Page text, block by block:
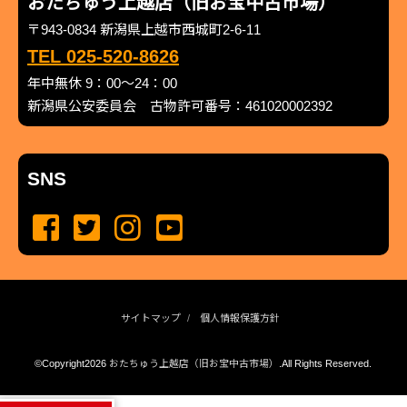
〒943-0834 新潟県上越市西城町2-6-11
TEL 025-520-8626
年中無休 9：00～24：00
新潟県公安委員会 古物許可番号：461020002392
SNS
サイトマップ 個人情報保護方針
©Copyright2026 おたちゅう上越店（旧お宝中古市場） .All Rights Reserved.